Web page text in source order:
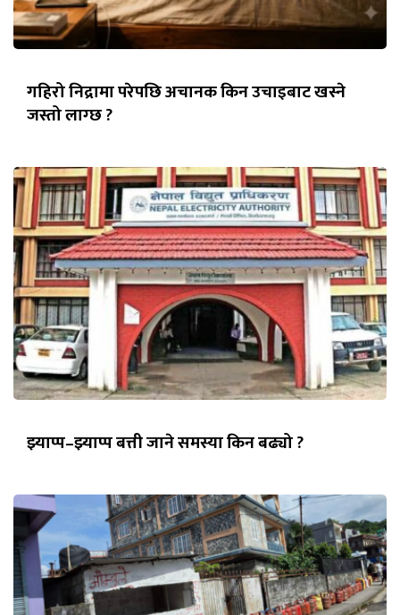
गहिरो निद्रामा परेपछि अचानक किन उचाइबाट खस्ने
जस्तो लाग्छ ?
झ्याप्प–झ्याप्प बत्ती जाने समस्या किन बढ्यो ?